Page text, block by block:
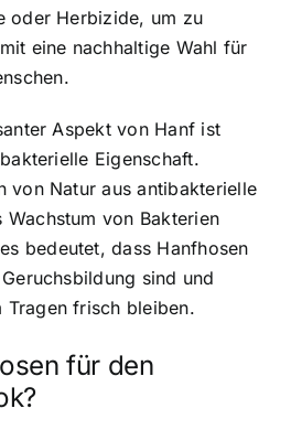
oder Herbizide, um zu
eine nachhaltige Wahl für
Aspekt von Hanf ist
Eigenschaft.
von Natur aus antibakterielle
Wachstum von Bakterien
bedeutet, dass Hanfhosen
sind und
Tragen frisch bleiben.
für den